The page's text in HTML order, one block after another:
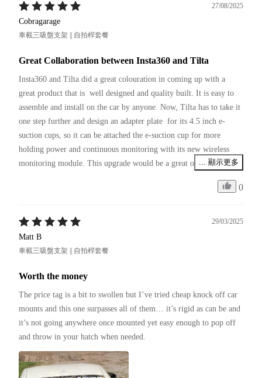
27/08/2025
Cobragarage
車載三吸盤支架 || 自拍桿套餐
Great Collaboration between Insta360 and Tilta
Insta360 and Tilta did a great colouration in coming up with a
great product that is  well designed and quality built. It is easy to
assemble and install on the car by anyone. Now, Tilta has to take it
one step further and design an adapter plate  for its 4.5 inch e-
suction cups, so it can be attached the e-suction cup for more
holding power and continuous monitoring with its new wireless
monitoring module. This upgrade would be a great option. ... 顯示更多
0
29/03/2025
Matt B
車載三吸盤支架 || 自拍桿套餐
Worth the money
The price tag is a bit to swollen but I’ve tried cheap knock off car
mounts and this one surpasses all of them… it’s rigid as can be and
it’s not going anywhere once mounted yet easy enough to pop off
and throw in your hatch when needed.